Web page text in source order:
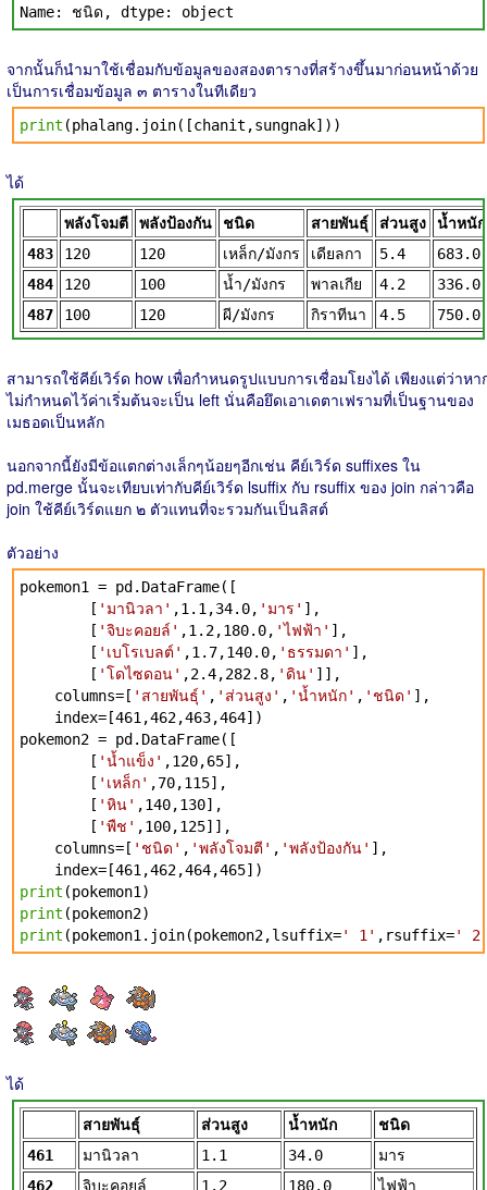
Name: ชนิด, dtype: object
จากนั้นก็นำมาใช้เชื่อมกับข้อมูลของสองตารางที่สร้างขึ้นมาก่อนหน้าด้วย
เป็นการเชื่อมข้อมูล ๓ ตารางในทีเดียว
print (phalang.join([chanit,sungnak]))
ได้
พลังโจมตี พลังป้องกัน ชนิด สายพันธุ์ ส่วนสูง
น้ำหนัก
483
120 120 เหล็ก/มังกร เดียลกา 5.4
683.0
484
120 100 น้ำ/มังกร พาลเกีย 4.2
336.0
487
100 120 ผี/มังกร กิราทีนา 4.5 750.0
สามารถใช้คีย์เวิร์ด how เพื่อกำหนดรูปแบบการเชื่อมโยงได้ เพียงแต่ว่าหา
ไม่กำหนดไว้ค่าเริ่มต้นจะเป็น left นั่นคือยึดเอาเดตาเฟรามที่เป็นฐานของ
เมธอดเป็นหลัก
นอกจากนี้ยังมีข้อแตกต่างเล็กๆน้อยๆอีกเช่น คีย์เวิร์ด suffixes ใน
pd.merge นั้นจะเทียบเท่ากับคีย์เวิร์ด lsuffix กับ rsuffix ของ join กล่าวคือ
join ใช้คีย์เวิร์ดแยก ๒ ตัวแทนที่จะรวมกันเป็นลิสต์
ตัวอย่าง
pokemon1 = pd.DataFrame([
[ 'มานิวลา' ,1.1,34.0, 'มาร' ],
[ 'จิบะคอยล์' ,1.2,180.0, 'ไฟฟ้า' ],
[ 'เบโรเบลต์' ,1.7,140.0, 'ธรรมดา' ],
[ 'โดไซดอน' ,2.4,282.8, 'ดิน' ]],
columns=[ 'สายพันธุ์' , 'ส่วนสูง' , 'น้ำหนัก' , 'ชนิด' ],
index=[461,462,463,464])
pokemon2 = pd.DataFrame([
[ 'น้ำแข็ง' ,120,65],
[ 'เหล็ก' ,70,115],
[ 'หิน' ,140,130],
[ 'พืช' ,100,125]],
columns=[ 'ชนิด' , 'พลังโจมตี' , 'พลังป้องกัน' ],
index=[461,462,464,465])
print (pokemon1)
print (pokemon2)
print (pokemon1.join(pokemon2,lsuffix=' 1' ,rsuffix='
ได้
สายพันธุ์ ส่วนสูง น้ำหนัก
ชนิด
461
มานิวลา 1.1 34.0
มาร
462
จิบะคอยล์ 1.2 180.0 ไฟฟ้า